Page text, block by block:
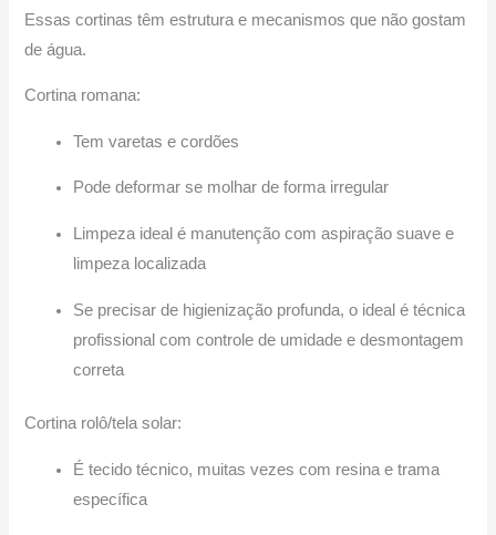
Essas cortinas têm estrutura e mecanismos que não gostam
de água.
Cortina romana:
Tem varetas e cordões
Pode deformar se molhar de forma irregular
Limpeza ideal é manutenção com aspiração suave e
limpeza localizada
Se precisar de higienização profunda, o ideal é técnica
profissional com controle de umidade e desmontagem
correta
Cortina rolô/tela solar:
É tecido técnico, muitas vezes com resina e trama
específica